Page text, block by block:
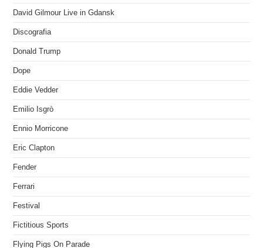
David Gilmour Live in Gdansk
Discografia
Donald Trump
Dope
Eddie Vedder
Emilio Isgrò
Ennio Morricone
Eric Clapton
Fender
Ferrari
Festival
Fictitious Sports
Flying Pigs On Parade